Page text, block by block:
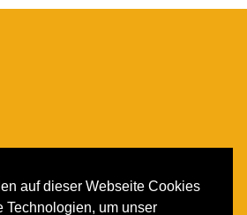
auf dieser Webseite Cookies
Technologien, um unser